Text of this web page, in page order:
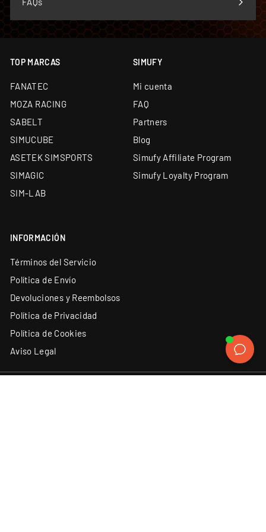
TOP MARCAS
FANATEC
MOZA RACING
SABELT
SIMUCUBE
ASETEK SIMSPORTS
SIMAGIC
SIM-LAB
SIMUFY
Mi cuenta
FAQ
Partners
Blog
Simufy Affiliate Program
Simufy Loyalty Program
INFORMACIÓN
Términos del Servicio
Política de Envío
Devoluciones y Reembolsos
Política de Privacidad
Política de Cookies
Aviso Legal